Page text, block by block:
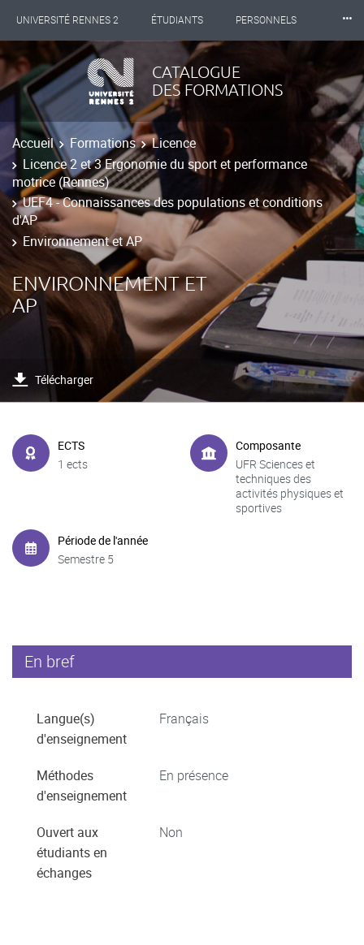
UNIVERSITÉ RENNES 2 ÉTUDIANTS PERSONNELS
INTERNATIONAL PROFESSIONNELS
LES NOUVELLES DE RENNES 2
⸱⸱⸱
CATALOGUE
DES FORMATIONS
Accueil Formations
Licence
Licence 2 et 3 Ergonomie du sport et performance
motrice (Rennes)
UEF4 - Connaissances des populations et conditions
d'AP
Environnement et AP
ENVIRONNEMENT ET
AP
Télécharger
ECTS
1 ects
Composante
UFR Sciences et
techniques des
activités physiques et
sportives
Période de l'année
Semestre 5
En bref
Langue(s)
d'enseignement
Français
Méthodes
d'enseignement
En présence
Ouvert aux
étudiants en
échanges
Non